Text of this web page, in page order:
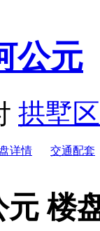
公元
拱墅区
详情
交通配套
楼